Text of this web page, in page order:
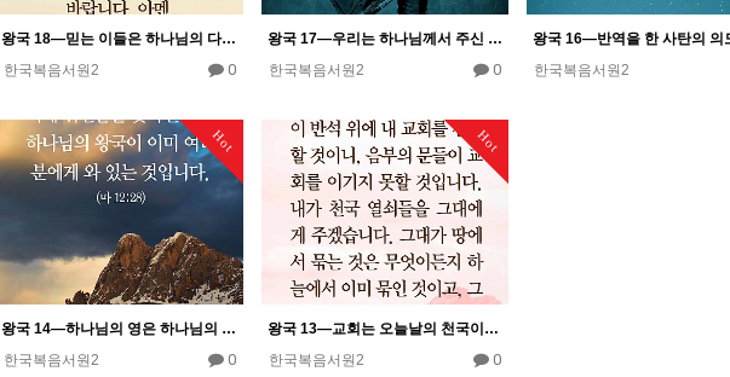
왕국 18―믿는 이들은 하나님의 다스림을 위해 왕국이 되어 가고 있다.
한국복음서원2
0
왕국 17―우리는 하나님께서 주신 완전한 전투 장비로 무장해 영적 전쟁에 참여해야 한다.
한국복음서원2
0
한국복음서원2
Hot
왕국 14―하나님의 영은 하나님의 왕국의 능력이다.
한국복음서원2
0
Hot
왕국 13―교회는 오늘날의 천국이다. 왕국의 실재인 교회는 묶고 푸는 권위를 가지고 있다.
한국복음서원2
0